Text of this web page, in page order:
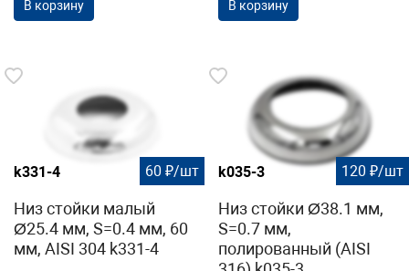
В корзину В корзину
k331-4 60 ₽/шт
Низ стойки малый
Ø25.4 мм, S=0.4 мм, 60
мм, AISI 304 k331-4
k035-3 120 ₽/шт
Низ стойки Ø38.1 мм,
S=0.7 мм,
полированный (AISI